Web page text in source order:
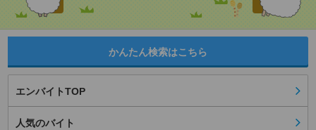
かんたん検索はこちら
エンバイトTOP
人気のバイト